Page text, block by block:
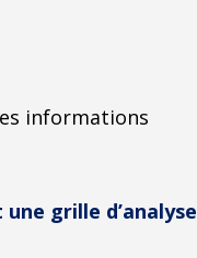
informations
grille d’analyse